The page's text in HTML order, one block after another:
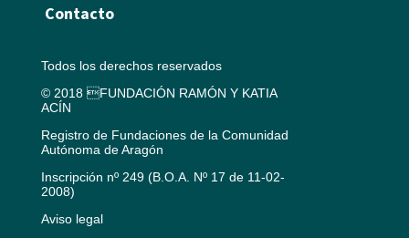
Contacto
Todos los derechos reservados
© 2018 FUNDACIÓN RAMÓN Y KATIA
ACÍN
Registro de Fundaciones de la Comunidad
Autónoma de Aragón
Inscripción nº 249 (B.O.A. Nº 17 de 11-02-
2008)
Aviso legal